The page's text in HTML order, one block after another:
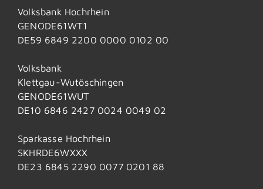
Volksbank Hochrhein
GENODE61WT1
DE59 6849 2200 0000 0102 00
Volksbank
Klettgau-Wutöschingen
GENODE61WUT
DE10 6846 2427 0024 0049 02
Sparkasse Hochrhein
SKHRDE6WXXX
DE23 6845 2290 0077 0201 88